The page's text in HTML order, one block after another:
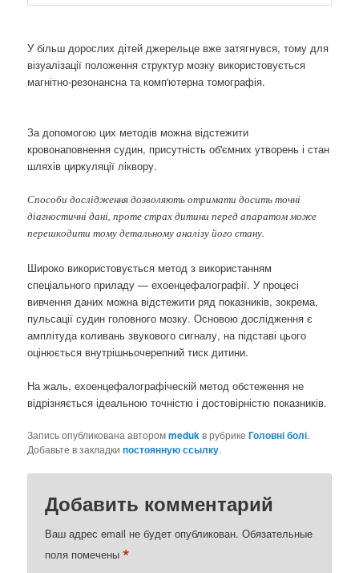
У більш дорослих дітей джерельце вже затягнувся, тому для
візуалізації положення структур мозку використовується
магнітно-резонансна та комп'ютерна томографія.
За допомогою цих методів можна відстежити
кровонаповнення судин, присутність об'ємних утворень і стан
шляхів циркуляції ліквору.
Способи дослідження дозволяють отримати досить точні
діагностичні дані, проте страх дитини перед апаратом може
перешкодити тому детальному аналізу його стану.
Широко використовується метод з використанням
спеціального приладу — ехоенцефалографії. У процесі
вивчення даних можна відстежити ряд показників, зокрема,
пульсації судин головного мозку. Основою дослідження є
амплітуда коливань звукового сигналу, на підставі цього
оцінюється внутрішньочерепний тиск дитини.
На жаль, ехоенцефалографіческій метод обстеження не
відрізняється ідеальною точністю і достовірністю показників.
Запись опубликована авторомmedukв рубрикеГоловні болі.
Добавьте в закладкипостоянную ссылку.
Добавить комментарий
Ваш адрес email не будет опубликован. Обязательные
поля помечены*